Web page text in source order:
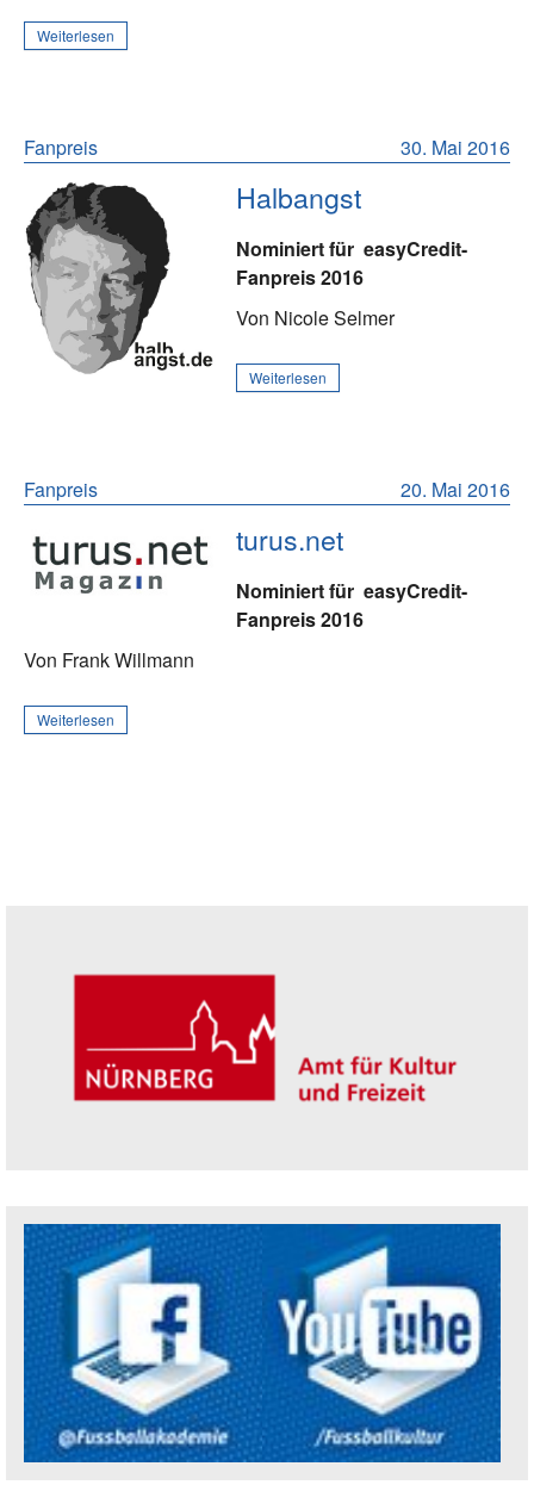
Weiterlesen
30. Mai 2016
Fanpreis
Halbangst
Nominiert für easyCredit-
Fanpreis 2016
Von Nicole Selmer
Weiterlesen
20. Mai 2016
Fanpreis
turus.net
Nominiert für easyCredit-
Fanpreis 2016
Von Frank Willmann
Weiterlesen